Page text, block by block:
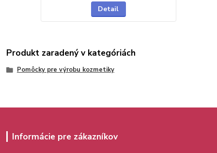
Detail
Produkt zaradený v kategóriách
Pomôcky pre výrobu kozmetiky
Informácie pre zákazníkov